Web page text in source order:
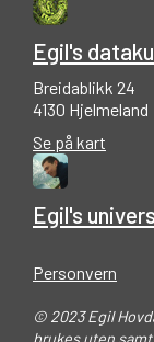
Egil's
Breidablikk 24
4130 Hjelmeland
Se på kart
Egil's univers
Personvern
© 2023 Egil